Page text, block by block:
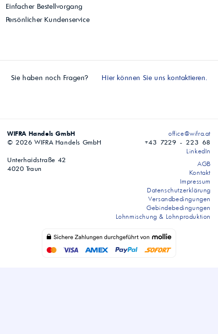
Einfacher Bestellvorgang
Persönlicher Kundenservice
Sie haben noch Fragen? Hier können Sie uns kontaktieren.
WIFRA Handels GmbH
© 2026 WIFRA Handels GmbH
Unterhaidstraße 42
4020 Traun
office@wifra.at
+43 7229 - 223 68
LinkedIn
AGB
Kontakt
Impressum
Datenschutzerklärung
Versandbedingungen
Gebindebedingungen
Lohnmischung & Lohnproduktion